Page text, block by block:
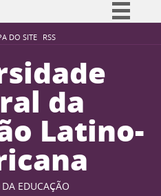
DO SITE RSS
Simplifique!
Participe
Acesso à informação
Legislação
Canais
da
Latino-
EDUCAÇÃO